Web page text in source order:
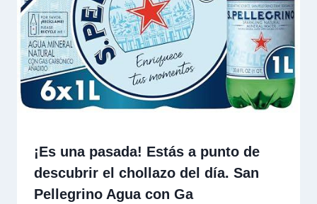
¡Es una pasada! Estás a punto de
descubrir el chollazo del día. San
Pellegrino Agua con Ga